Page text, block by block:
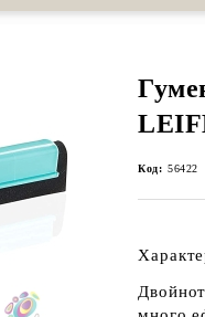
Код: 56422